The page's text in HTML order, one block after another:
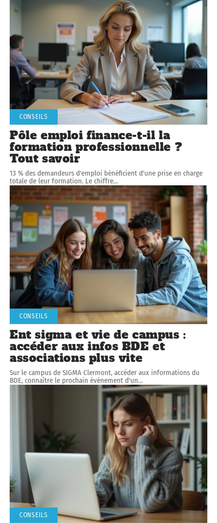
CONSEILS
Pôle emploi finance-t-il la
formation professionnelle ?
Tout savoir
13 % des demandeurs d'emploi bénéficient d'une prise en charge
totale de leur formation. Le chiffre…
CONSEILS
Ent sigma et vie de campus :
accéder aux infos BDE et
associations plus vite
Sur le campus de SIGMA Clermont, accéder aux informations du
BDE, connaître le prochain événement d'un…
CONSEILS